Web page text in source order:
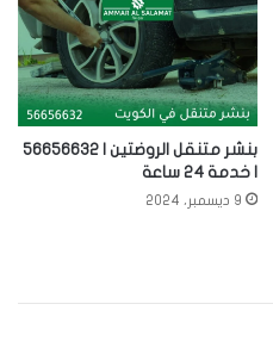
بنشر متنقل الروضتين | 56656632
| خدمة 24 ساعة
9 ديسمبر، 2024